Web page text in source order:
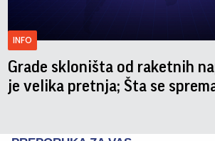
INFO
Grade skloništa od raketnih
je velika pretnja; Šta se